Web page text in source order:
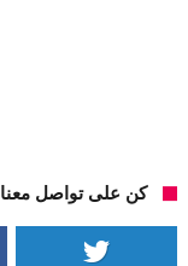
كن على تواصل معنا